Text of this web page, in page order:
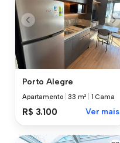
Porto Alegre
Apartamento |33 m² 1 Cama
R$ 3.100 Ver mais